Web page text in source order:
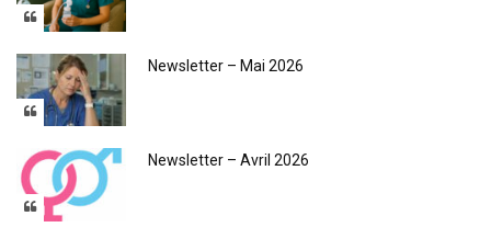
Newsletter – Mai 2026
Newsletter – Avril 2026